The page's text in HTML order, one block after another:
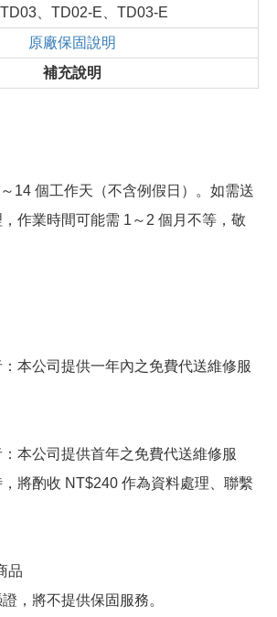
、TD02-E、TD03-E
原廠保固說明
補充說明
14 個工作天（不含例假日）。如需送
作業時間可能需 1～2 個月不等，敬
本公司提供一年內之免費代送維修服
本公司提供首年之免費代送維修服
將酌收 NT$240 作為資料處理、聯繫
品
，將不提供保固服務。